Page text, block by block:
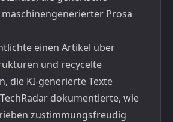
maschinengenerierter Prosa
einen Artikel über
und recycelte
die KI-generierte Texte
dokumentierte, wie
zustimmungsfreudig